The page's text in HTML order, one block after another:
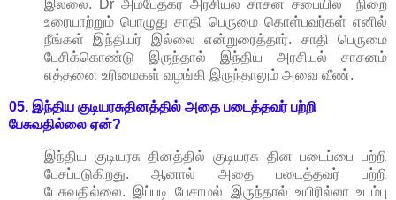
இல்லை. Dr அம்பேத்கர் அரசியல் சாசன சபையில் நிறை
உரையாற்றும் பொழுது சாதி பெருமை கொள்பவர்கள் எனில்
நீங்கள் இந்தியர் இல்லை என்றுரைத்தார். சாதி பெருமை
பேசிக்கொண்டு இருந்தால் இந்திய அரசியல் சாசனம்
எத்தனை உரிமைகள் வழங்கி இருந்தாலும் அவை வீண்.
05. இந்திய குடியரசுதினத்தில் அதை படைத்தவர் பற்றி
பேசுவதில்லை ஏன்?
இந்திய குடியரசு தினத்தில் குடியரசு தின படைப்பை பற்றி
பேசப்படுகிறது. ஆனால் அதை படைத்தவர் பற்றி
பேசுவதில்லை. இப்படி பேசாமல் இருந்தால் உயிரில்லா உடம்பு